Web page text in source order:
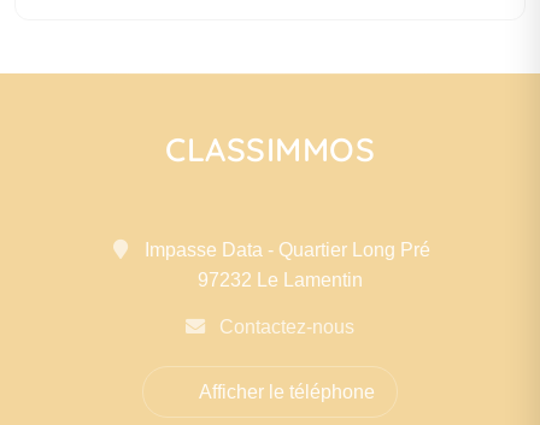
CLASSIMMOS
Impasse Data - Quartier Long Pré
97232 Le Lamentin
Contactez-nous
Afficher le téléphone